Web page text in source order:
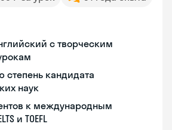
с творческим
степень кандидата
наук
к международным
и TOEFL